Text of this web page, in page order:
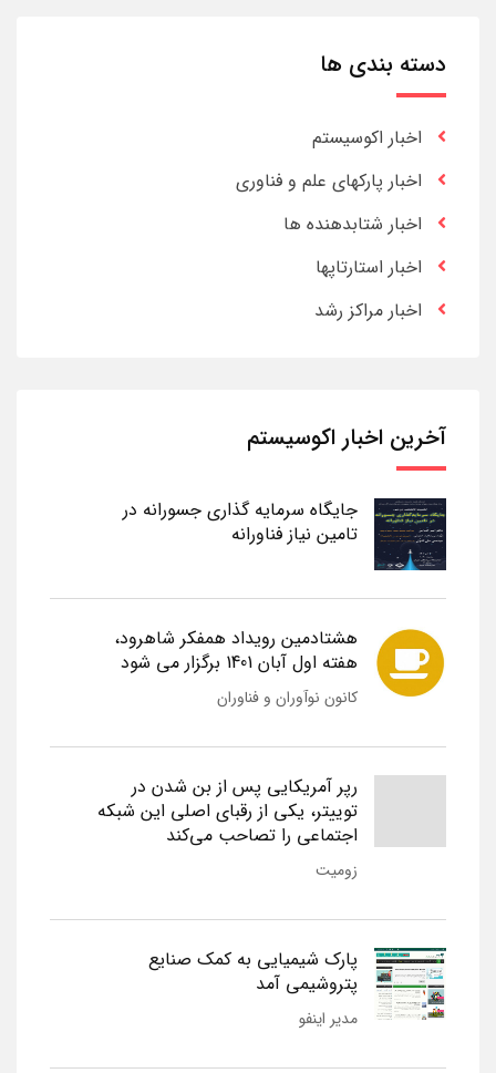
دسته بندی ها
اخبار اکوسیستم
اخبار پارکهای علم و فناوری
اخبار شتابدهنده ها
اخبار استارتاپها
اخبار مراکز رشد
آخرین اخبار اکوسیستم
جایگاه سرمایه گذاری جسورانه در
تامین نیاز فناورانه
هشتادمین رویداد همفکر شاهرود،
هفته اول آبان 1401 برگزار می شود
کانون نوآوران و فناوران
رپر آمریکایی پس از بن شدن در
توییتر، یکی از رقبای اصلی این شبکه
اجتماعی را تصاحب می‌کند
زومیت
پارک شیمیایی به کمک صنایع
پتروشیمی آمد
مدیر اینفو